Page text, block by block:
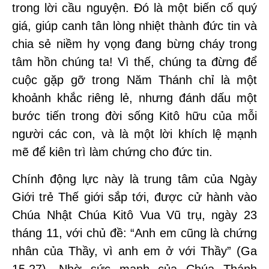
trong lời cầu nguyện. Đó là một biến cố quý
giá, giúp canh tân lòng nhiệt thành đức tin và
chia sẻ niềm hy vọng đang bừng cháy trong
tâm hồn chúng ta! Vì thế, chúng ta đừng để
cuộc gặp gỡ trong Năm Thánh chỉ là một
khoảnh khắc riêng lẻ, nhưng đánh dấu một
bước tiến trong đời sống Kitô hữu của mỗi
người các con, và là một lời khích lệ mạnh
mẽ để kiên trì làm chứng cho đức tin.
Chính động lực này là trung tâm của Ngày
Giới trẻ Thế giới sắp tới, được cử hành vào
Chúa Nhật Chúa Kitô Vua Vũ trụ, ngày 23
tháng 11, với chủ đề: “Anh em cũng là chứng
nhân của Thầy, vì anh em ở với Thầy” (Ga